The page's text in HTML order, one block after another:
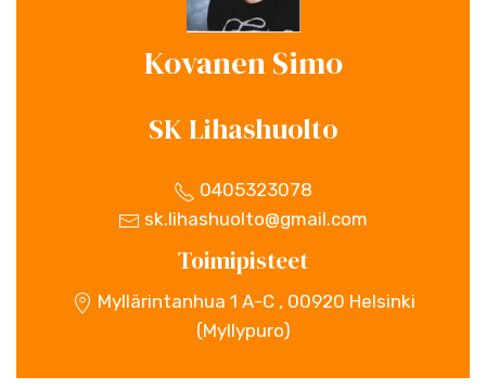
Kovanen Simo
SK Lihashuolto
0405323078
sk.lihashuolto@gmail.com
Toimipisteet
Myllärintanhua 1 A-C , 00920 Helsinki
(Myllypuro)